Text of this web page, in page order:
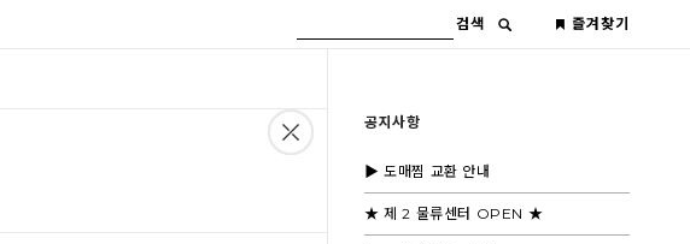
검색 즐겨찾기
공지사항
▶ 도매찜 교환 안내
★ 제 2 물류센터 OPEN ★